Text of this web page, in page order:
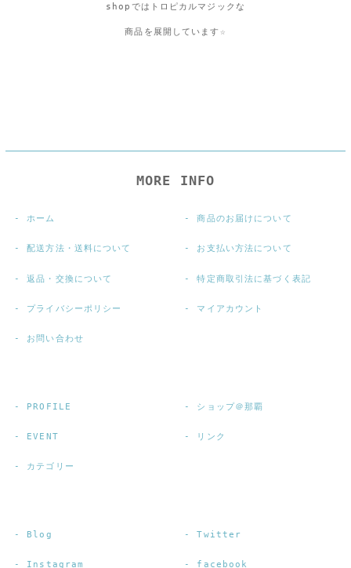
shopではトロピカルマジックな
商品を展開しています☆
MORE INFO
ホーム 商品のお届けについて
配送方法・送料について お支払い方法について
返品・交換について 特定商取引法に基づく表記
プライバシーポリシー マイアカウント
お問い合わせ
PROFILE ショップ＠那覇
EVENT リンク
カテゴリー
Blog Twitter
Instagram facebook